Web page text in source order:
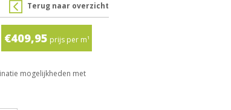
Terug naar overzicht
€409,95 prijs per m¹
mogelijkheden met